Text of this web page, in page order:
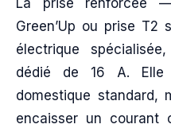
La prise renforcée
Green’Up ou prise
électrique
dédié de 16 A. Elle
domestique standard,
encaisser un courant